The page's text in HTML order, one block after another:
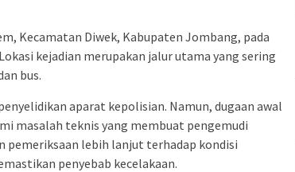
Kecamatan Diwek, Kabupaten Jombang, pada
kejadian merupakan jalur utama yang sering
bus.
aparat kepolisian. Namun, dugaan awal
masalah teknis yang membuat pengemudi
pemeriksaan lebih lanjut terhadap kondisi
penyebab kecelakaan.